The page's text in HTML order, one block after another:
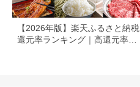
【2026年版】楽天ふるさと納税
還元率ランキング｜高還元率返